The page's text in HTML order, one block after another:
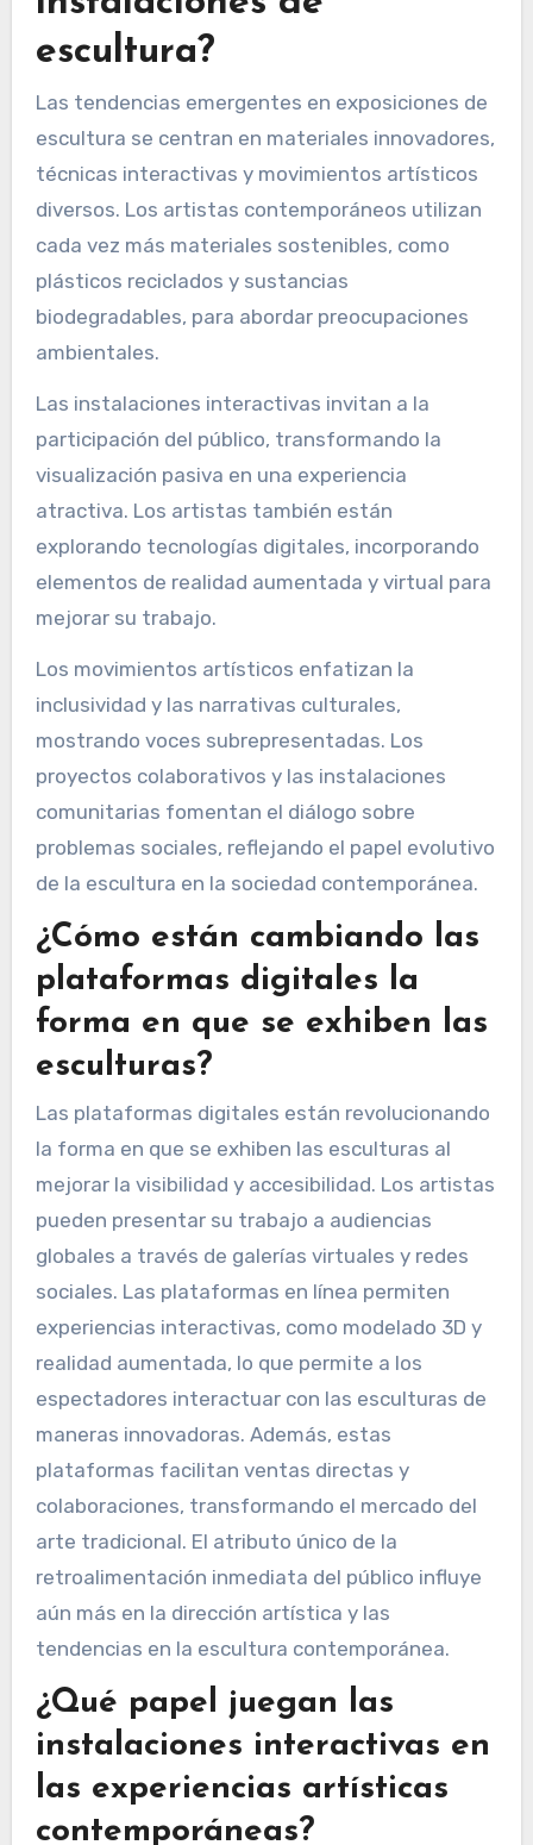
¿Cuáles son las
tendencias emergentes
en exposiciones e
instalaciones de
escultura?
Las tendencias emergentes en exposiciones de
escultura se centran en materiales innovadores,
diversos. Los artistas contemporáneos utilizan
cada vez más materiales sostenibles, como
plásticos reciclados y sustancias
biodegradables, para abordar preocupaciones
ambientales.
Las instalaciones interactivas invitan a la
visualización pasiva en una experiencia
atractiva. Los artistas también están
explorando tecnologías digitales, incorporando
elementos de realidad aumentada y virtual para
mejorar su trabajo.
Los movimientos artísticos enfatizan la
mostrando voces subrepresentadas. Los
proyectos colaborativos y las instalaciones
comunitarias fomentan el diálogo sobre
problemas sociales, reflejando el papel evolutivo
¿Cómo están cambiando las
plataformas digitales la
forma en que se exhiben las
esculturas?
Las plataformas digitales están revolucionando
la forma en que se exhiben las esculturas al
mejorar la visibilidad y accesibilidad. Los artistas
pueden presentar su trabajo a audiencias
globales a través de galerías virtuales y redes
sociales. Las plataformas en línea permiten
experiencias interactivas, como modelado 3D y
realidad aumentada, lo que permite a los
espectadores interactuar con las esculturas de
maneras innovadoras. Además, estas
colaboraciones, transformando el mercado del
arte tradicional. El atributo único de la
retroalimentación inmediata del público influye
aún más en la dirección artística y las